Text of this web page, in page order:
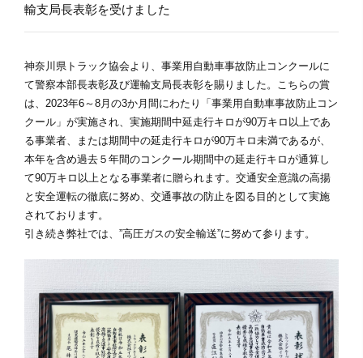
輸支局長表彰を受けました
神奈川県トラック協会より、事業用自動車事故防止コンクールに
て警察本部長表彰及び運輸支局長表彰を賜りました。こちらの賞
は、2023年6～8月の3か月間にわたり「事業用自動車事故防止コン
クール」が実施され、実施期間中延走行キロが90万キロ以上であ
る事業者、または期間中の延走行キロが90万キロ未満であるが、
本年を含め過去５年間のコンクール期間中の延走行キロが通算し
て90万キロ以上となる事業者に贈られます。交通安全意識の高揚
と安全運転の徹底に努め、交通事故の防止を図る目的として実施
されております。
引き続き弊社では、”高圧ガスの安全輸送”に努めて参ります。